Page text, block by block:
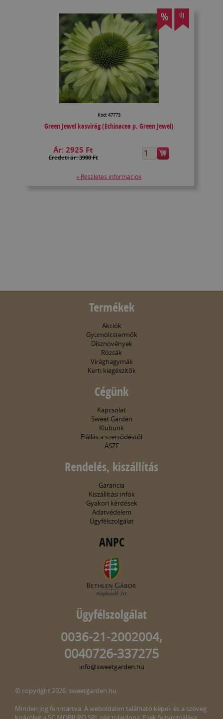
% ÚJ
Kód: 47773
Green Jewel kasvirág (Echinacea p. Green Jewel)
Ár:2925 Ft
Eredeti ár: 3900 Ft
» Részletes információk
Termékek
Akciók
Gyümölcstermők
Dísznövények
Rózsák
Virághagymák
Kerti kiegészítők
Cégünk
Kapcsolat
Sweet Garden
Klubunk
Elállás a szerződéstől
ÁSZF
Rendelés, kiszállítás
Garancia
Kiszállítási infók
Gyakori kérdések
Adatvédelem
Ügyfélszolgálat
ANPC
Ügyfélszolgálat
0036-21-2002004,
0040726-337275
info@sweetgarden.hu
© copyright 2026. sweetgarden.hu
Minden jog fenntartva. A weboldalon található képek és a szöveg